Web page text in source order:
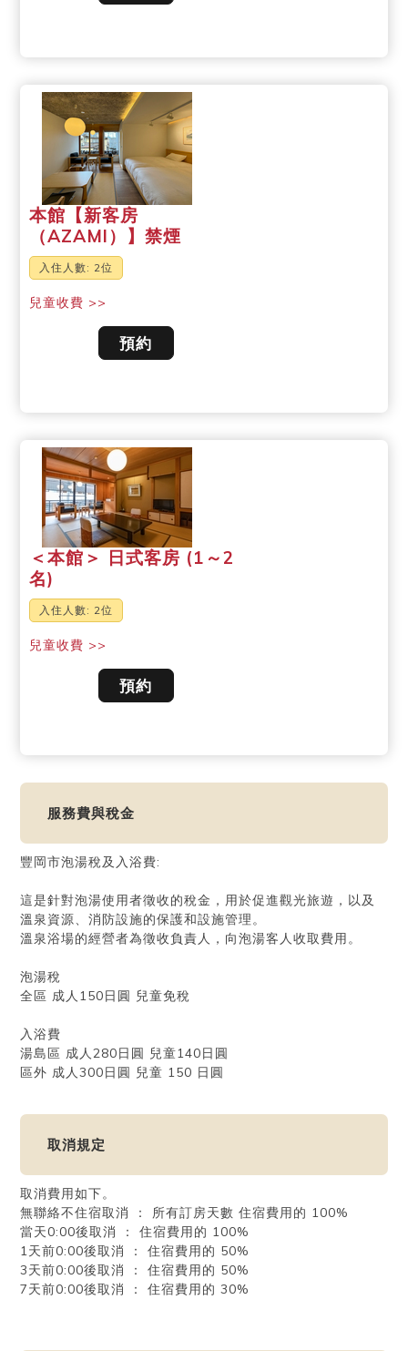
本館【新客房
（AZAMI）】禁煙
入住人數: 2位
兒童收費 >>
預約
＜本館＞ 日式客房 (1～2
名)
入住人數: 2位
兒童收費 >>
預約
服務費與稅金
豐岡市泡湯稅及入浴費:
這是針對泡湯使用者徵收的稅金，用於促進觀光旅遊，以及
溫泉資源、消防設施的保護和設施管理。
溫泉浴場的經營者為徵收負責人，向泡湯客人收取費用。
泡湯稅
全區 成人150日圓 兒童免稅
入浴費
湯島區 成人280日圓 兒童140日圓
區外 成人300日圓 兒童 150 日圓
取消規定
取消費用如下。
無聯絡不住宿取消 ： 所有訂房天數 住宿費用的 100%
當天0:00後取消 ： 住宿費用的 100%
1天前0:00後取消 ： 住宿費用的 50%
3天前0:00後取消 ： 住宿費用的 50%
7天前0:00後取消 ： 住宿費用的 30%